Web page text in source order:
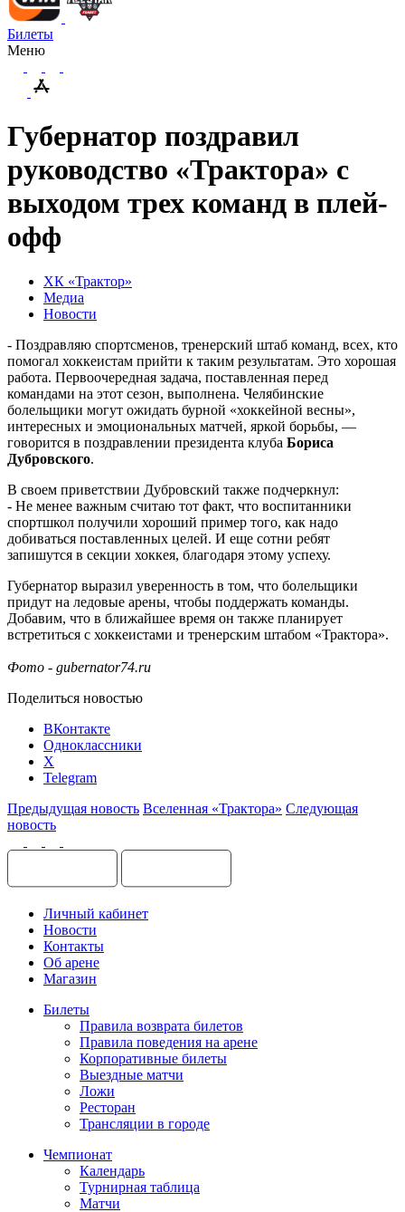
Билеты
Меню
Губернатор поздравил
руководство «Трактора» с
выходом трех команд в плей-
офф
ХК «Трактор»
Медиа
Новости
- Поздравляю спортсменов, тренерский штаб команд, всех, кто
помогал хоккеистам прийти к таким результатам. Это хорошая
работа. Первоочередная задача, поставленная перед
командами на этот сезон, выполнена. Челябинские
болельщики могут ожидать бурной «хоккейной весны»,
интересных и эмоциональных матчей, яркой борьбы, —
говорится в поздравлении президента клуба Бориса
Дубровского.
В своем приветствии Дубровский также подчеркнул:
- Не менее важным считаю тот факт, что воспитанники
спортшкол получили хороший пример того, как надо
добиваться поставленных целей. И еще сотни ребят
запишутся в секции хоккея, благодаря этому успеху.
Губернатор выразил уверенность в том, что болельщики
придут на ледовые арены, чтобы поддержать команды.
Добавим, что в ближайшее время он также планирует
встретиться с хоккеистами и тренерским штабом «Трактора».
Фото - gubernator74.ru
Поделиться новостью
ВКонтакте
Одноклассники
X
Telegram
Предыдущая новость Вселенная «Трактора» Следующая
новость
Личный кабинет
Новости
Контакты
Об арене
Магазин
Билеты
Правила возврата билетов
Правила поведения на арене
Корпоративные билеты
Выездные матчи
Ложи
Ресторан
Трансляции в городе
Чемпионат
Календарь
Турнирная таблица
Матчи